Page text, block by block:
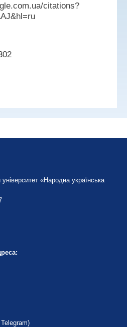
citations?
університет «Народна українська